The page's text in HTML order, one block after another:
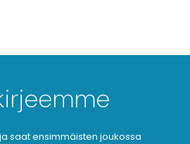
saat ensimmäisten joukossa